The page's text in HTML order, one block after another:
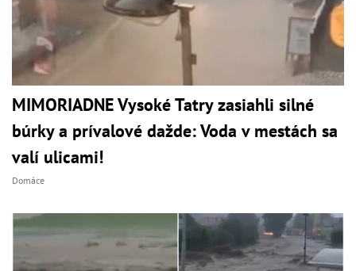
MIMORIADNE Vysoké Tatry zasiahli silné
búrky a prívalové dažde: Voda v mestách sa
valí ulicami!
Domáce